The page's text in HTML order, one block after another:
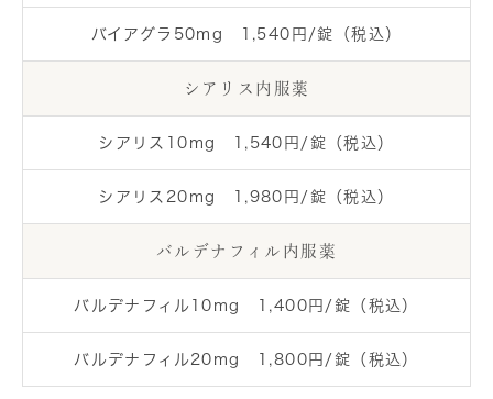
バイアグラ50mg 1,540円/錠（税込）
シアリス内服薬
シアリス10mg 1,540円/錠（税込）
シアリス20mg 1,980円/錠（税込）
バルデナフィル内服薬
バルデナフィル10mg 1,400円/錠（税込）
バルデナフィル20mg 1,800円/錠（税込）